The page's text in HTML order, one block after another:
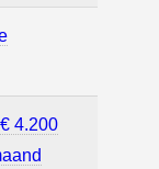
4.200